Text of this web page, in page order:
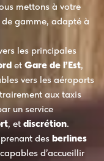
mettons à votre
gamme, adapté à
les principales
etGare de l’Est,
vers les aéroports
aux taxis
un service
, etdiscrétion.
desberlines
d’accueillir